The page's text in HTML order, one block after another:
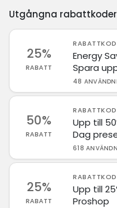
Utgångna rabattkoder
25%
RABATT
RABATTKOD
Energy
Spara
48
50%
RABATT
RABATTKOD
Upp till
Dag
618
25%
RABATT
RABATTKOD
Upp till
Proshop